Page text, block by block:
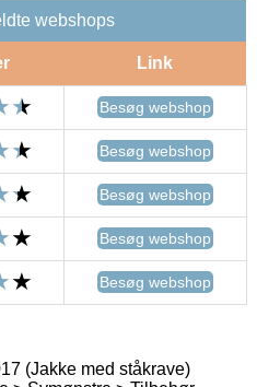
webshops
Link
Besøg webshop
Besøg webshop
Besøg webshop
Besøg webshop
Besøg webshop
(Jakke med ståkrave)